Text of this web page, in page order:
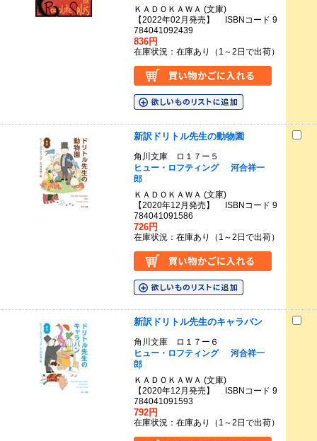
ＫＡＤＯＫＡＷＡ (文庫)
【2022年02月発売】 ISBNコード 9
784041092439
836円
在庫状況：在庫あり（1～2日で出荷）
新訳ドリトル先生の動物園
角川文庫 ロ１７ー５
ヒュー・ロフティング
河合祥一
郎
ＫＡＤＯＫＡＷＡ (文庫)
【2020年12月発売】 ISBNコード 9
784041091586
726円
在庫状況：在庫あり（1～2日で出荷）
新訳ドリトル先生のキャラバン
角川文庫 ロ１７ー６
ヒュー・ロフティング
河合祥一
郎
ＫＡＤＯＫＡＷＡ (文庫)
【2020年12月発売】 ISBNコード 9
784041091593
792円
在庫状況：在庫あり（1～2日で出荷）